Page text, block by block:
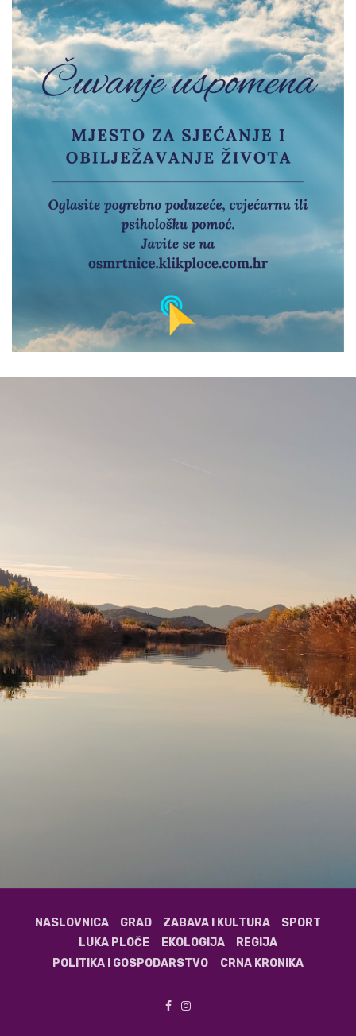
NASLOVNICA GRAD ZABAVA I KULTURA
SPORT
LUKA PLOČE
EKOLOGIJA
REGIJA
POLITIKA I GOSPODARSTVO
CRNA KRONIKA